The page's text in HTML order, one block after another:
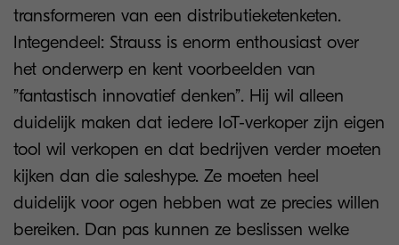
transformeren van een distributieketenketen.
Integendeel: Strauss is enorm enthousiast over
het onderwerp en kent voorbeelden van
”fantastisch innovatief denken”. Hij wil alleen
duidelijk maken dat iedere IoT-verkoper zijn eigen
tool wil verkopen en dat bedrijven verder moeten
kijken dan die saleshype. Ze moeten heel
duidelijk voor ogen hebben wat ze precies willen
bereiken. Dan pas kunnen ze beslissen welke